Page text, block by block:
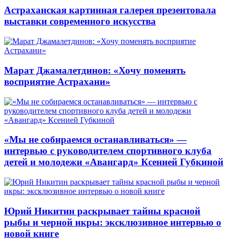
Астраханская картинная галерея презентовала
выставки современного искусства
Марат Джамалетдинов: «Хочу поменять
восприятие Астрахани»
«Мы не собираемся останавливаться» —
интервью с руководителем спортивного клуба
детей и молодежи «Авангард» Ксенией Губкиной
Юрий Никитин раскрывает тайны красной
рыбы и черной икры: эксклюзивное интервью о
новой книге